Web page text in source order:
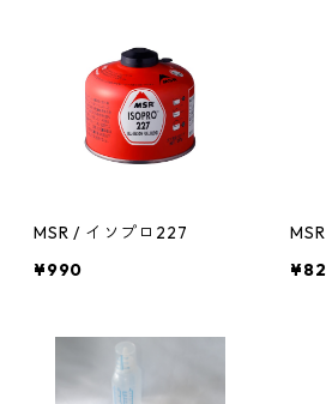
MSR / イソプロ227
¥990